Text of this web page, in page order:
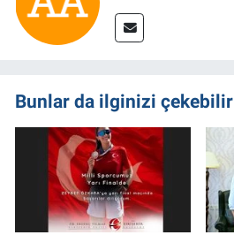
Bunlar da ilginizi çekebilir